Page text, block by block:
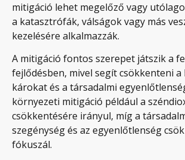
mitigáció lehet megelőző vagy
a katasztrófák, válságok vagy más
kezelésére alkalmazzák.
A mitigáció fontos szerepet játszik a
fejlődésben, mivel segít csökkenteni
károkat és a társadalmi
környezeti mitigáció például a
csökkentésére irányul, míg a
szegénység és az egyenlőtlenség
fókuszál.